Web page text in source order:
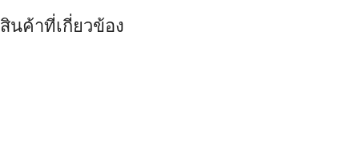
สินค้าที่เกี่ยวข้อง